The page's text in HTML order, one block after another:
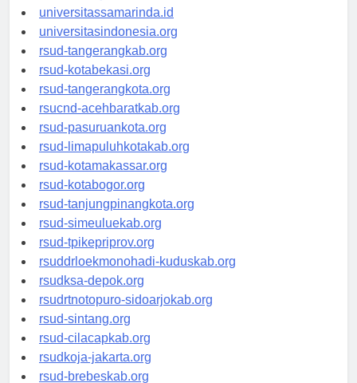
universitasjakarta.id
universitassamarinda.id
universitasindonesia.org
rsud-tangerangkab.org
rsud-kotabekasi.org
rsud-tangerangkota.org
rsucnd-acehbaratkab.org
rsud-pasuruankota.org
rsud-limapuluhkotakab.org
rsud-kotamakassar.org
rsud-kotabogor.org
rsud-tanjungpinangkota.org
rsud-simeuluekab.org
rsud-tpikepriprov.org
rsuddrloekmonohadi-kuduskab.org
rsudksa-depok.org
rsudrtnotopuro-sidoarjokab.org
rsud-sintang.org
rsud-cilacapkab.org
rsudkoja-jakarta.org